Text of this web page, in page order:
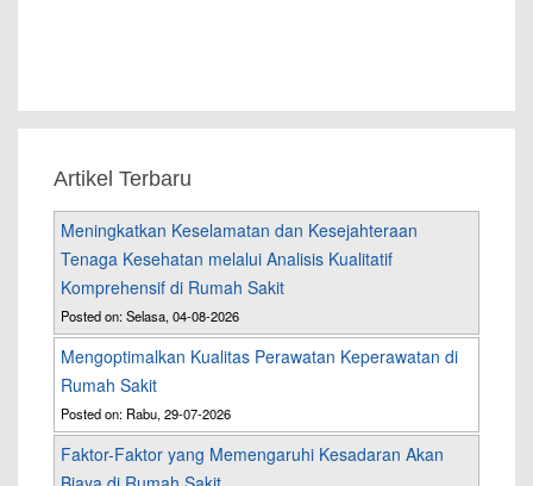
Artikel Terbaru
Meningkatkan Keselamatan dan Kesejahteraan
Tenaga Kesehatan melalui Analisis Kualitatif
Komprehensif di Rumah Sakit
Posted on: Selasa, 04-08-2026
Mengoptimalkan Kualitas Perawatan Keperawatan di
Rumah Sakit
Posted on: Rabu, 29-07-2026
Faktor-Faktor yang Memengaruhi Kesadaran Akan